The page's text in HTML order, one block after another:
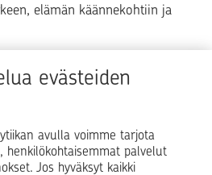
evästeiden
avulla voimme tarjota
henkilökohtaisemmat palvelut
Jos hyväksyt kaikki
elämän käännekohtiin ja
Elämä
Yrityselämä
Pohjola Vahinkoapu